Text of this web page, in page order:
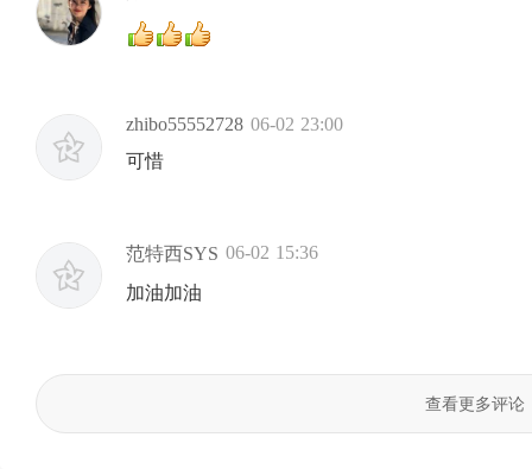
zhibo55552728 06-02 23:00
可惜
范特西SYS 06-02 15:36
加油加油
查看更多评论